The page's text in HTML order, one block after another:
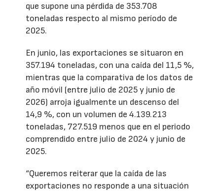
que supone una pérdida de 353.708
toneladas respecto al mismo período de
2025.
En junio, las exportaciones se situaron en
357.194 toneladas, con una caída del 11,5 %,
mientras que la comparativa de los datos de
año móvil (entre julio de 2025 y junio de
2026) arroja igualmente un descenso del
14,9 %, con un volumen de 4.139.213
toneladas, 727.519 menos que en el periodo
comprendido entre julio de 2024 y junio de
2025.
“Queremos reiterar que la caída de las
exportaciones no responde a una situación